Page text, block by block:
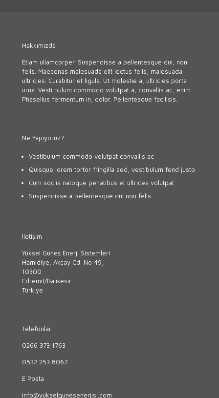
Hakkımızda
Etiam ullamcorper. Suspendisse a pellentesque dui, non
felis. Maecenas malesuada elit lectus felis, malesuada
ultricies. Curabitur et ligula. Ut molestie a, ultricies porta
urna. Vesti bulum commodo volutpat a, convallis ac, enim.
Phasellus fermentum in, dolor. Pellentesque facilisis.
Ne Yapıyoruz?
Vestibulum commodo volutpat convallis ac
Quisque lorem tortor fringilla sed, vestibulum fend justo
Cum sociis natoque penatibus et ultrices volutpat
Suspendisse a pellentesque dui non felis
İletişim
Yüksel Güneş Enerji Sistemleri
Hamidiye, Akçay Cd. No:49,
10300
Edremit/Balıkesir
Türkiye
Telefonlar
0266 373 1763
0532 253 8067
E Posta
info@yukselgunesenerjisi.com